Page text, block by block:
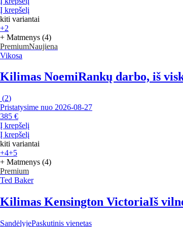
Į krepšelį
kiti variantai
+2
+ Matmenys (4)
PremiumNaujiena
Vikosa
Kilimas NoemiRankų darbo, iš
(2)
Pristatysime nuo 2026‑08‑27
385 €
Į krepšelį
Į krepšelį
kiti variantai
+4+5
+ Matmenys (4)
Premium
Ted Baker
Kilimas Kensington VictoriaIš
SandėlyjePaskutinis vienetas